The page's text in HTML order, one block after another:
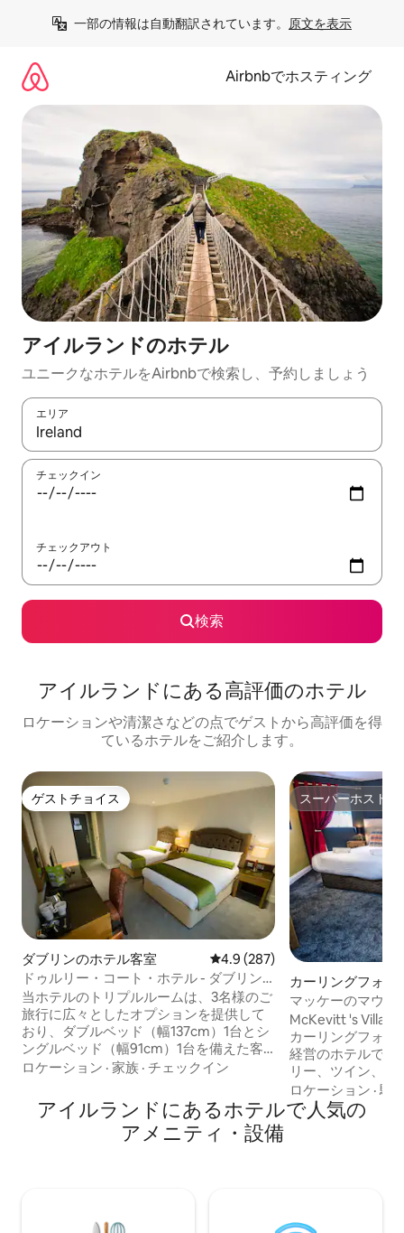
一部の情報は自動翻訳されています。 原文を表示
Airbnbでホスティング
アイルランドのホ⁠テ⁠ル
ユニークなホ⁠テ⁠ル⁠をAirbnb⁠で検⁠索⁠し⁠、予⁠約し⁠ま⁠し⁠ょ⁠う
エリア
検索結果が表示されたら、上下の矢印キーを使って移動するか
チェックイン
チェックアウト
検索
アイルランドにある高⁠評⁠価⁠のホ⁠テ⁠ル
ロケーションや清潔さなどの点でゲストから高評価を得
ているホテルをご紹介します。
ゲストチョイス
ゲストチョイス
ダブリンのホテル客室 レビュー287件、5つ星中4.9つ
4.9 (287)
ドゥルリー・コート・ホテル - ダブリン
中心部に位置するホテル
当ホテルのトリプルルームは、3名様のご
旅行に広々としたオプションを提供して
おり、ダブルベッド（幅137cm）1台とシ
ングルベッド（幅91cm）1台を備えた客
室があります。 三重ガラスの窓により、
べての客室には、バス、シャワー、トイ
レ、シンクを備えた専用バスルームと無
料のアメニティが備わっています。 お部
ランドのチャンネルを選択できるテレビ
ロケーション · 家族 · チェックイン
スーパーホスト
スーパーホスト
カーリングフォー
室
マッケーのマウン
ックファミリース
McKevitt 's
カーリングフォー
経営のホテルです。 宿泊施設は、フ
リー、ツイン、
ドルームを備えた
ームで構成されています 宿泊
には、1泊、週の
婚式やイベントの
ロケーション ·駐
アイルランドにあるホ⁠テ⁠ル⁠で人⁠気⁠の
ア⁠メ⁠ニ⁠テ⁠ィ⁠・設⁠備